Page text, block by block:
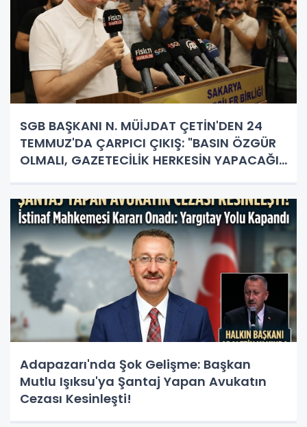
SGB BAŞKANI N. MÜİJDAT ÇETİN'DEN 24
TEMMUZ'DA ÇARPICI ÇIKIŞ: "BASIN ÖZGÜR
OLMALI, GAZETECİLİK HERKESİN YAPACAĞI
Adapazarı'nda Şok Gelişme: Başkan
Mutlu Işıksu'ya Şantaj Yapan Avukatın
Cezası Kesinleşti!